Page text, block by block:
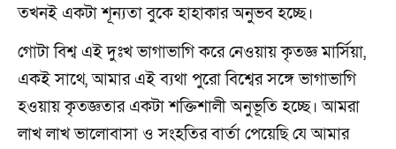
তখনই একটা শূন্যতা বুকে হাহাকার অনুভব হচ্ছে।
গোটা বিশ্ব এই দুঃখ ভাগাভাগি করে নেওয়ায় কৃতজ্ঞ মার্সিয়া,
একই সাথে, আমার এই ব্যথা পুরো বিশ্বের সঙ্গে ভাগাভাগি
হওয়ায় কৃতজ্ঞতার একটা শক্তিশালী অনুভূতি হচ্ছে। আমরা
লাখ লাখ ভালোবাসা ও সংহতির বার্তা পেয়েছি যে আমার